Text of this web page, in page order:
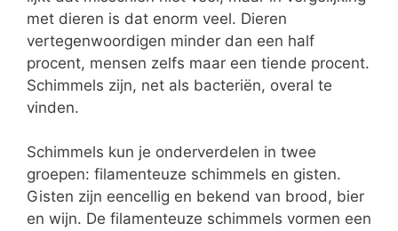
met dieren is dat enorm veel. Dieren
vertegenwoordigen minder dan een half
procent, mensen zelfs maar een tiende procent.
Schimmels zijn, net als bacteriën, overal te
vinden.
Schimmels kun je onderverdelen in twee
groepen: filamenteuze schimmels en gisten.
Gisten zijn eencellig en bekend van brood, bier
en wijn. De filamenteuze schimmels vormen een